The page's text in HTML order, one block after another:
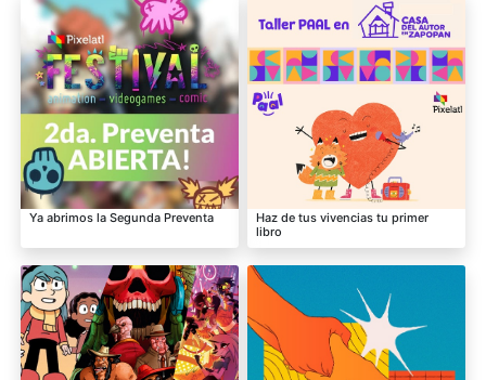
Ya abrimos la Segunda Preventa
Haz de tus vivencias tu primer
libro